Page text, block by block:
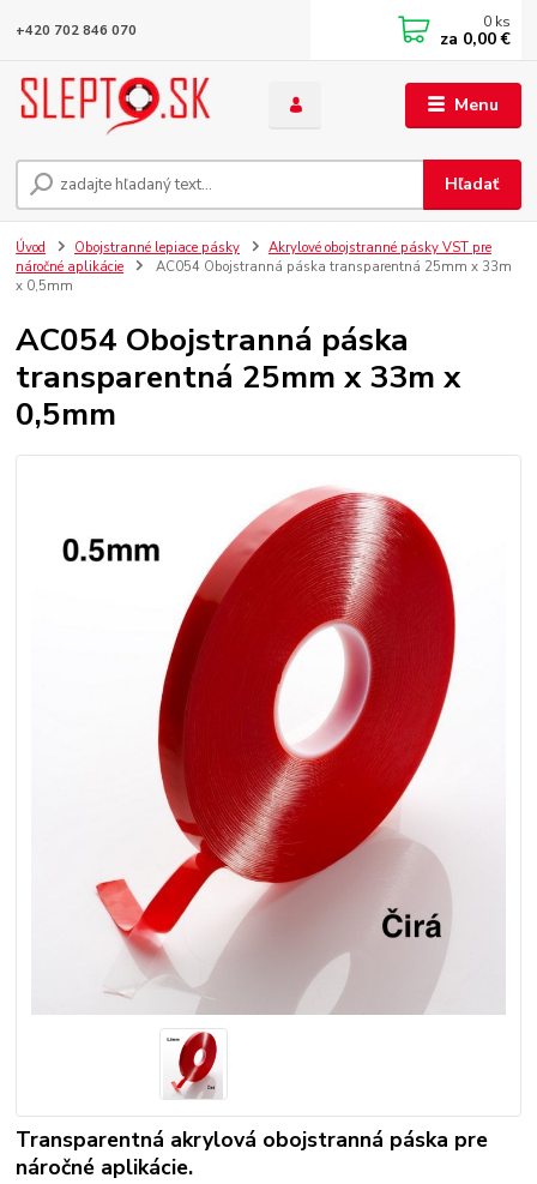
Menu
Hľadať
+420 702 846 070 0 ks
za 0,00 €
Úvod Obojstranné lepiace pásky
Akrylové obojstranné pásky VST pre
náročné aplikácie
AC054 Obojstranná páska transparentná 25mm x 33m
x 0,5mm
AC054 Obojstranná páska
transparentná 25mm x 33m x
0,5mm
Transparentná akrylová obojstranná páska pre
náročné aplikácie.